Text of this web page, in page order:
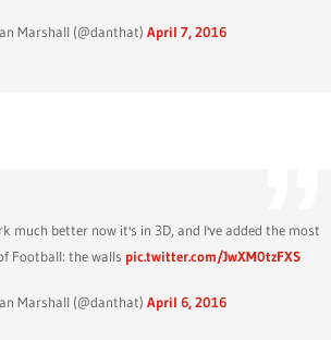
Marshall (@danthat) April 7, 2016
much better now it's in 3D, and I've added the most
Football: the walls pic.twitter.com/JwXM0tzFXS
Marshall (@danthat) April 6, 2016